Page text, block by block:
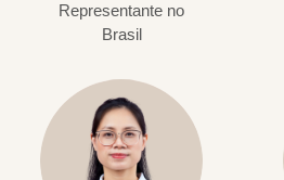
Representante no
Brasil